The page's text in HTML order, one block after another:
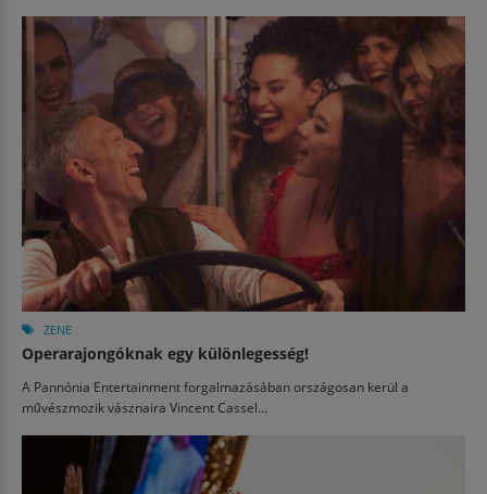
ZENE
Operarajongóknak egy különlegesség!
A Pannónia Entertainment forgalmazásában országosan kerül a
művészmozik vásznaira Vincent Cassel...